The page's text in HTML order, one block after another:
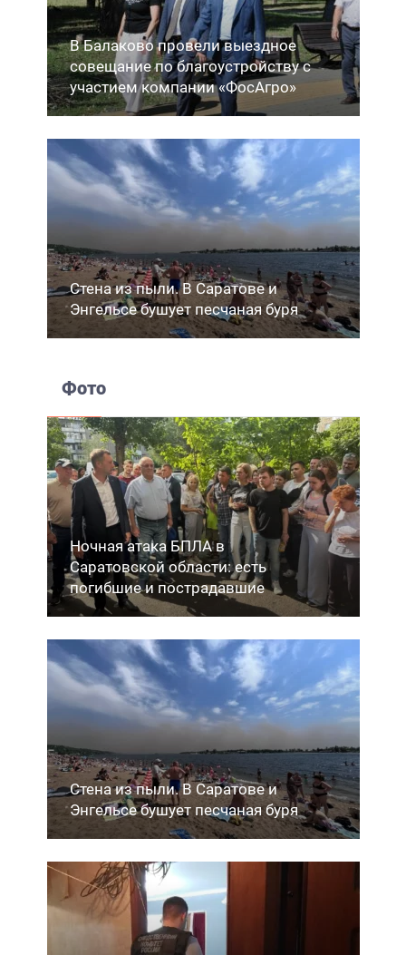
В Балаково провели выездное
совещание по благоустройству с
участием компании «ФосАгро»
Стена из пыли. В Саратове и
Энгельсе бушует песчаная буря
Фото
Ночная атака БПЛА в
Саратовской области: есть
погибшие и пострадавшие
Стена из пыли. В Саратове и
Энгельсе бушует песчаная буря